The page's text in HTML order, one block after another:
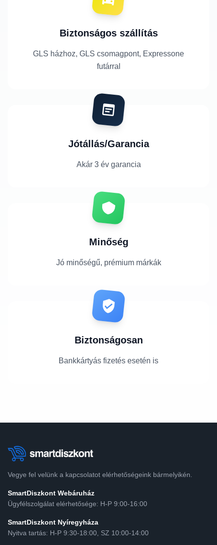
Biztonságos szállítás
GLS házhoz, GLS csomagpont, Expressone
futárral
Jótállás/Garancia
Akár 3 év garancia
Minőség
Jó minőségű, prémium márkák
Biztonságosan
Bankkártyás fizetés esetén is
Vegye fel velünk a kapcsolatot elérhetőségeink bármelyikén.
SmartDiszkont Webáruház
Ügyfélszolgálat elérhetősége: H-P 9:00-16:00
SmartDiszkont Nyíregyháza
Nyitva tartás: H-P 9:30-18:00, SZ 10:00-14:00